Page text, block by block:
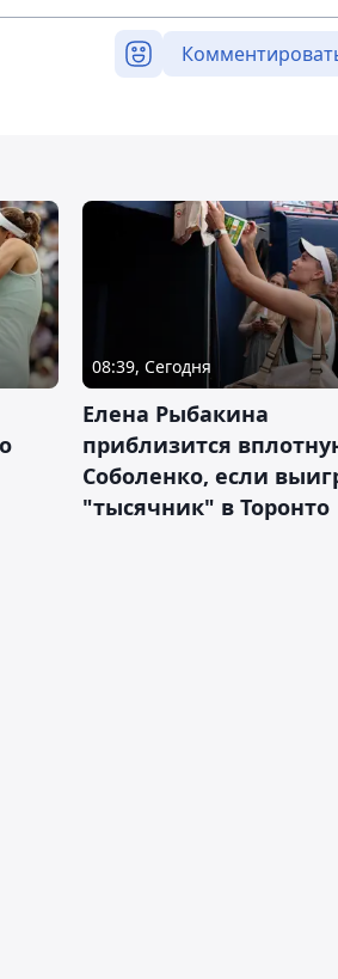
08:39, Сегодня
Елена Рыбакина
приблизится
Соболенко, если
"тысячник" в Торонто